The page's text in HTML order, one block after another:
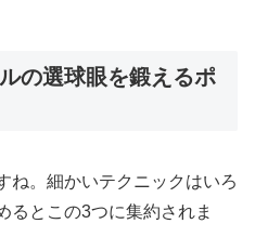
の選球眼を鍛えるポ
ね。細かいテクニックはいろ
るとこの3つに集約されま